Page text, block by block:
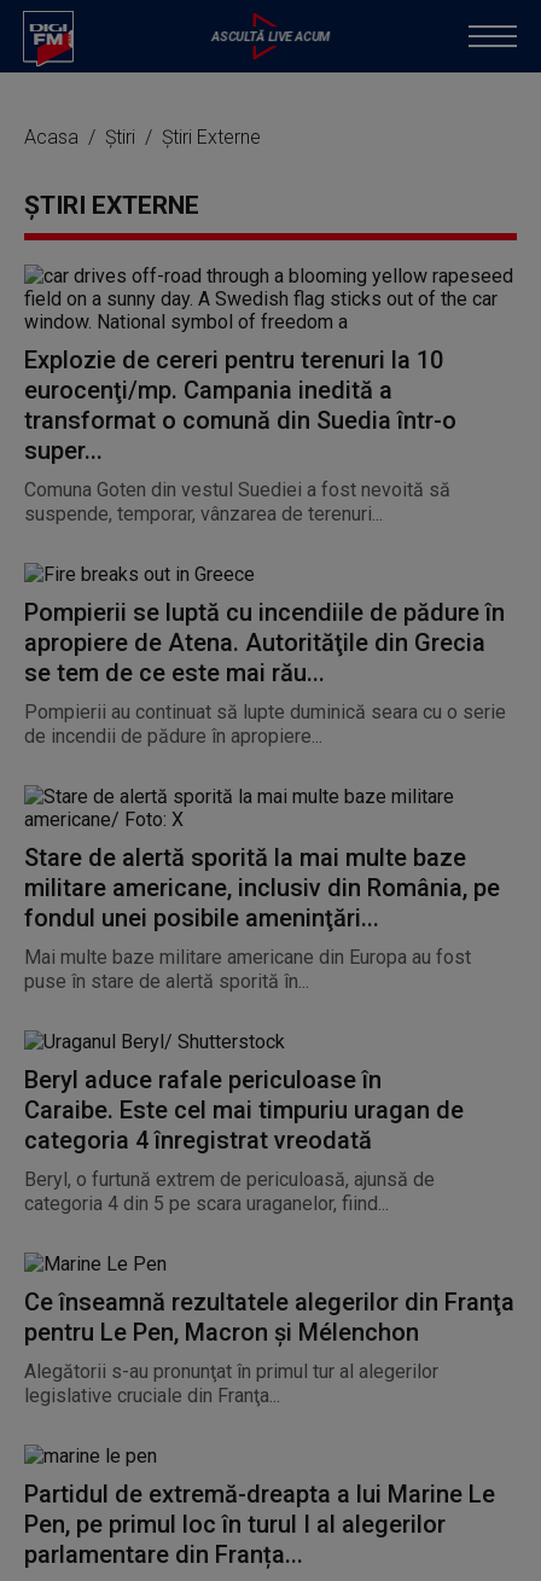
Acasa Știri Știri Externe
ȘTIRI EXTERNE
Explozie de cereri pentru terenuri la 10
eurocenţi/mp. Campania inedită a
transformat o comună din Suedia într-o
super...
Comuna Goten din vestul Suediei a fost nevoită să
suspende, temporar, vânzarea de terenuri...
Pompierii se luptă cu incendiile de pădure în
apropiere de Atena. Autorităţile din Grecia
se tem de ce este mai rău...
Pompierii au continuat să lupte duminică seara cu o serie
de incendii de pădure în apropiere...
Stare de alertă sporită la mai multe baze
militare americane, inclusiv din România, pe
fondul unei posibile ameninţări...
Mai multe baze militare americane din Europa au fost
puse în stare de alertă sporită în...
Beryl aduce rafale periculoase în
Caraibe. Este cel mai timpuriu uragan de
categoria 4 înregistrat vreodată
Beryl, o furtună extrem de periculoasă, ajunsă de
categoria 4 din 5 pe scara uraganelor, fiind...
Ce înseamnă rezultatele alegerilor din Franţa
pentru Le Pen, Macron şi Mélenchon
Alegătorii s-au pronunţat în primul tur al alegerilor
legislative cruciale din Franţa...
Partidul de extremă-dreapta a lui Marine Le
Pen, pe primul loc în turul I al alegerilor
parlamentare din Franța...